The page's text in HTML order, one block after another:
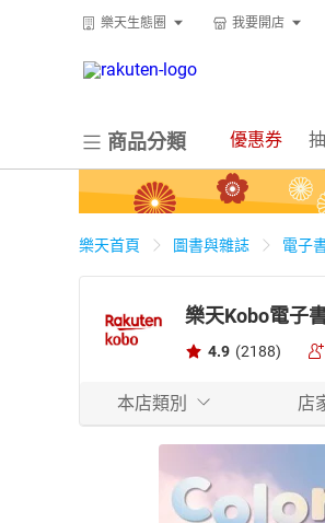
樂天生態圈 我要開店
商品分類 優惠券
樂天首頁 圖書與雜誌 電子
樂天Kobo電子
4.9 (2188)
本店類別 店